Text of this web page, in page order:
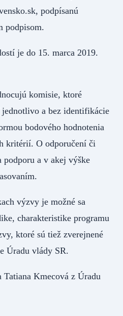
podpísanú
podpisom.
je do 15. marca 2019.
komisie, ktoré
a bez identifikácie
bodového hodnotenia
kritérií. O odporučení či
podporu a v akej výške
výzvy je možné sa
charakteristike programu
ktoré sú tiež zverejnené
Úradu vlády SR.
Kmecová z Úradu